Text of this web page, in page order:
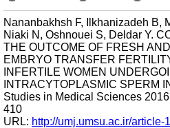
Nananbakhsh F, Ilkhanizadeh B,
Niaki N, Oshnouei S, Deldar Y.
THE OUTCOME OF FRESH
EMBRYO TRANSFER
INFERTILE WOMEN
INTRACYTOPLASMIC SPERM
Studies in Medical Sciences
410
URL: http://umj.umsu.ac.ir/article-